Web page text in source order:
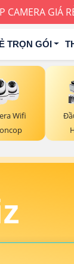
CAMERA GIÁ
TRỌN GÓI
Wifi